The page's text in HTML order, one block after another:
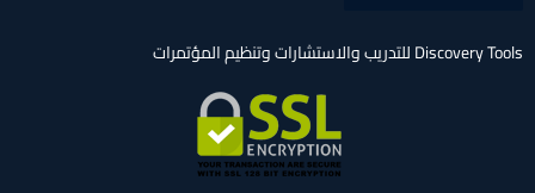
Discovery Tools للتدريب والاستشارات وتنظيم المؤتمرات